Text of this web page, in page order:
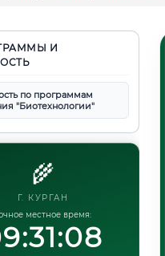
И
по программам
"Биотехнологии"
🌾
Г. КУРГАН
местное время: